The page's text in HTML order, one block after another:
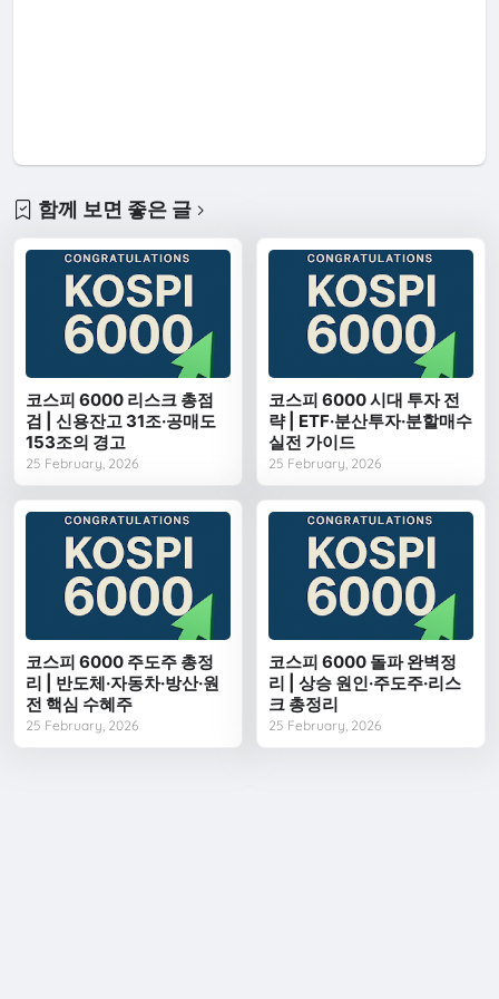
함께 보면 좋은 글
코스피 6000 리스크 총점
검 | 신용잔고 31조·공매도
153조의 경고
25 February, 2026
코스피 6000 시대 투자 전
략 | ETF·분산투자·분할매수
실전 가이드
25 February, 2026
코스피 6000 주도주 총정
리 | 반도체·자동차·방산·원
전 핵심 수혜주
25 February, 2026
코스피 6000 돌파 완벽정
리 | 상승 원인·주도주·리스
크 총정리
25 February, 2026